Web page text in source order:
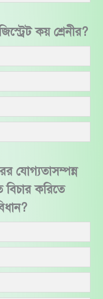
কয় শ্রেনীর?
যোগ্যতাসম্পন্ন
বিচার করিতে